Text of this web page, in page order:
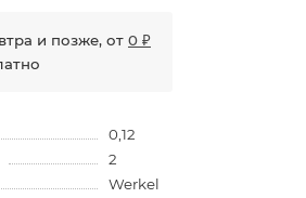
и позже, от 0 ₽
0,12
2
Werkel